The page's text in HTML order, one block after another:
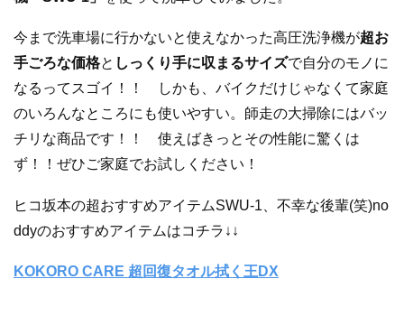
今まで洗車場に行かないと使えなかった高圧洗浄機が超お
手ごろな価格と しっくり手に収まるサイズで自分のモノに
なるってスゴイ！！ しかも、バイクだけじゃなくて家庭
のいろんなところにも使いやすい。師走の大掃除にはバッ
チリな商品です！！ 使えばきっとその性能に驚くは
ず！！ぜひご家庭でお試しください！
ヒコ坂本の超おすすめアイテムSWU-1、不幸な後輩(笑)no
ddyのおすすめアイテムはコチラ↓↓
KOKORO CARE 超回復タオル拭く王DX